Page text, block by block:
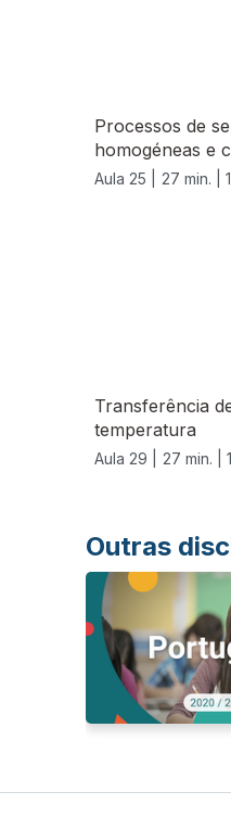
Processos de
homogéneas e
Aula 25 | 27 min. |
Transferência
temperatura
Aula 29 | 27 min. |
Outras